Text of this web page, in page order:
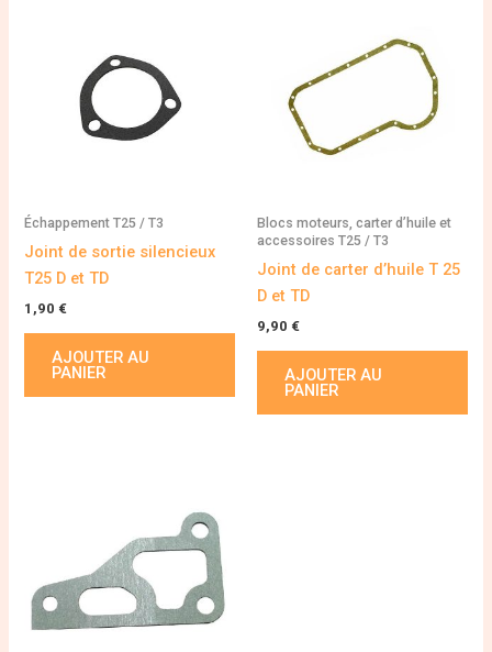
Échappement T25 / T3
Joint de sortie silencieux
T25 D et TD
1,90 €
AJOUTER AU
PANIER
Blocs moteurs, carter d’huile et
accessoires T25 / T3
Joint de carter d’huile T 25
D et TD
9,90 €
AJOUTER AU
PANIER